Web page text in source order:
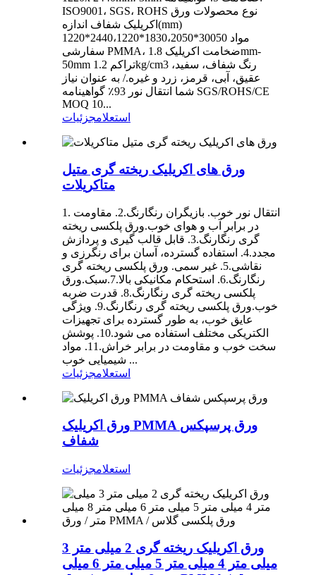
ISO9001، SGS، ROHS نوع محصولات ورق
اکریلیک شفاف اندازه(mm)
1220*2440،1220*1830،2050*30050 مواد
سفارشی PMMA، ضخامت اکریلیک 1.8mm-
50mm تراکم 1.2kg/cm3 رنگ شفاف، سفید،
عقیق، آبی، قرمز، زرد و غیره./ به عنوان نیاز
شما انتقال نور 93٪ گواهینامه SGS/ROHS/CE
MOQ 10...
استعلامجزئیات
ورق های اکریلیک ریخته گری متیل
متاکریلات
1. انتقال نور خوب. بازیگران رنگارنگ.2. مقاومت
در برابر آب و هوای خوب.ورق پلکسی ریخته
گری رنگارنگ.3. قابل قالب گیری و پردازش
مجدد.4. استفاده گسترده، آسان برای رنگرزی و
نقاشی.5. غیر سمی. ورق پلکسی ریخته گری
رنگارنگ.6. استحکام مکانیکی بالا.7.سبک.ورق
پلکسی ریخته گری رنگارنگ.8. قدرت ضربه
خوب.ورق پلکسی ریخته گری رنگارنگ.9. ویژگی
عایق خوب، به طور گسترده برای تجهیزات
الکتریکی مختلف استفاده می شود.10. پوشش
سخت خوب و مقاومت در برابر خراش.11. مواد
شیمیایی خوب ...
استعلامجزئیات
ورق اکریلیک PMMA ورق پرسپکس
شفاف
استعلامجزئیات
ورق اکریلیک ریخته گری 2 میلی متر 3
میلی متر 4 میلی متر 5 میلی متر 6 میلی